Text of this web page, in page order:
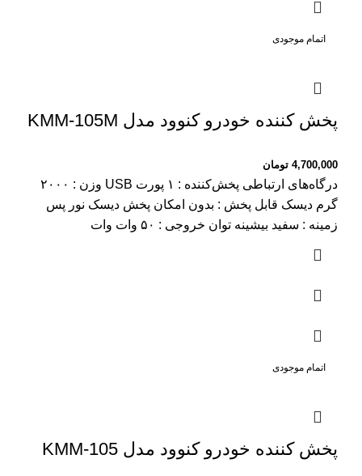
اتمام موجودی
پخش کننده خودرو کنوود مدل KMM-105M
4,700,000 تومان
درگاه‌های ارتباطی پخش‌کننده : ۱ پورت USB وزن : ۲۰۰۰
گرم دیسک قابل پخش : بدون امکان پخش دیسک نور پس
زمینه : سفید بیشینه توان خروجی : ۵۰ وات وات
اتمام موجودی
پخش کننده خودرو کنوود مدل KMM-105